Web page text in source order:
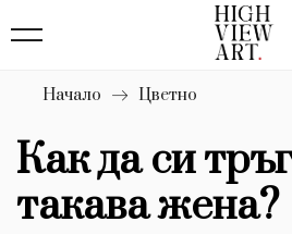
Бизнес
Мода
Dialogue
Изкуство
4339
Начало Цветно
Как да си
такава жена?